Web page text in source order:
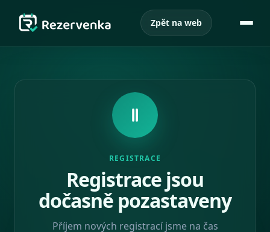
Zpět na web
REGISTRACE
Registrace jsou
dočasně pozastaveny
Příjem nových registrací jsme na čas